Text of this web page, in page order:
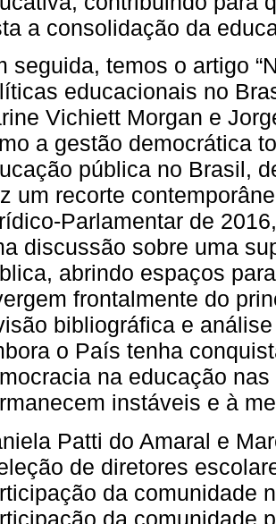
a consolidação da
seguida, temos o artigo
educacionais no
Vichiett Morgan e
a gestão democrática
pública no Brasil,
um recorte
Parlamentar de
discussão sobre uma
abrindo espaços
frontalmente do
bibliográfica e
o País tenha
na educação
instáveis e à
Patti do Amaral e
de diretores
da comunidade
da comunidade